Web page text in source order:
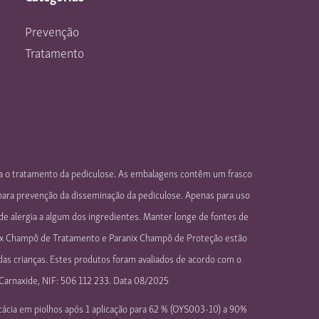
Prevenção
Tratamento
o tratamento da pediculose. As embalagens contêm um frasco
prevenção da disseminação da pediculose. Apenas para uso
alergia a algum dos ingredientes. Manter longe de fontes de
Champô de Tratamento e Paranix Champô de Proteção estão
crianças. Estes produtos foram avaliados de acordo com o
NIF: 506 112 233. Data 08/2025
em piolhos após 1 aplicação para 62 % (OYS003-10) a 90%